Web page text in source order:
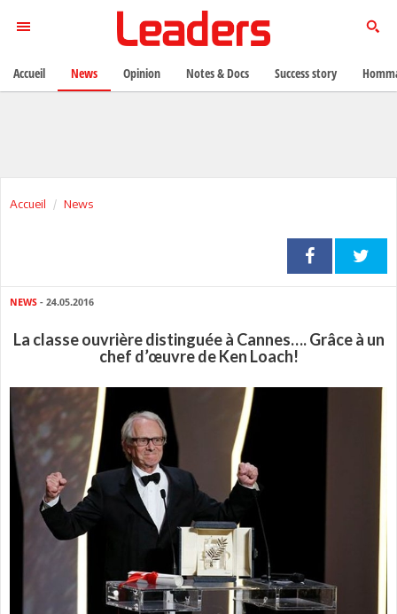
Accueil News
NEWS - 24.05.2016
La classe ouvrière distinguée à Cannes…. Grâce à un
chef d’œuvre de Ken Loach!
Accueil News Opinion Notes & Docs Success story